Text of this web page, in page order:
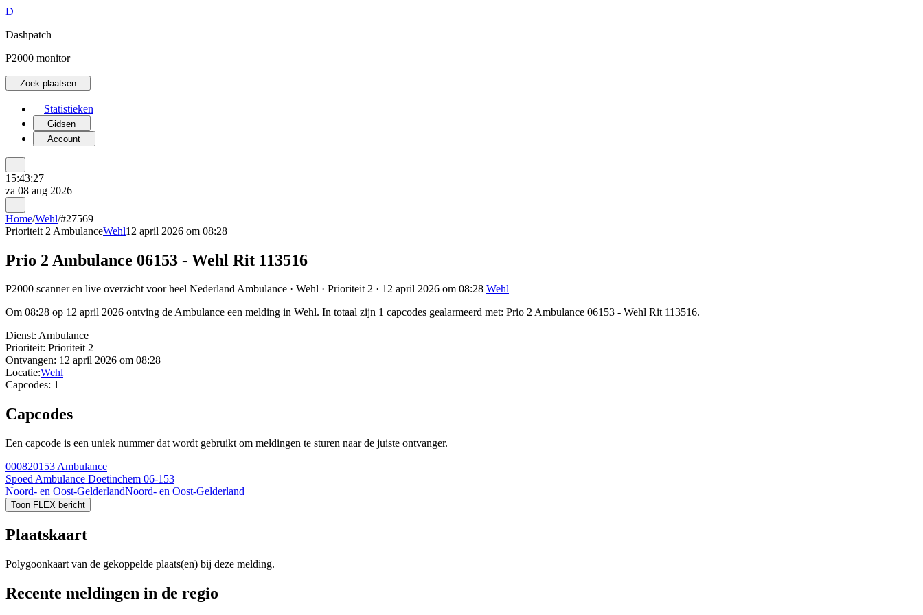
D
Dashpatch
P2000 monitor
Zoek plaatsen…
Statistieken
Gidsen
Account
15:43:27
za 08 aug 2026
Home/Wehl/#27569
Prioriteit 2 AmbulanceWehl12 april 2026 om 08:28
Prio 2 Ambulance 06153 - Wehl Rit 113516
P2000 scanner en live overzicht voor heel Nederland Ambulance · Wehl · Prioriteit 2 · 12 april 2026 om 08:28 Wehl
Om 08:28 op 12 april 2026 ontving de Ambulance een melding in Wehl. In totaal zijn 1 capcodes gealarmeerd met: Prio 2 Ambulance 06153 - Wehl Rit 113516.
Dienst: Ambulance
Prioriteit: Prioriteit 2
Ontvangen: 12 april 2026 om 08:28
Locatie:Wehl
Capcodes: 1
Capcodes
Een capcode is een uniek nummer dat wordt gebruikt om meldingen te sturen naar de juiste ontvanger.
000820153 Ambulance
Spoed Ambulance Doetinchem 06-153
Noord- en Oost-GelderlandNoord- en Oost-Gelderland
Toon FLEX bericht
Plaatskaart
Polygoonkaart van de gekoppelde plaats(en) bij deze melding.
Recente meldingen in de regio